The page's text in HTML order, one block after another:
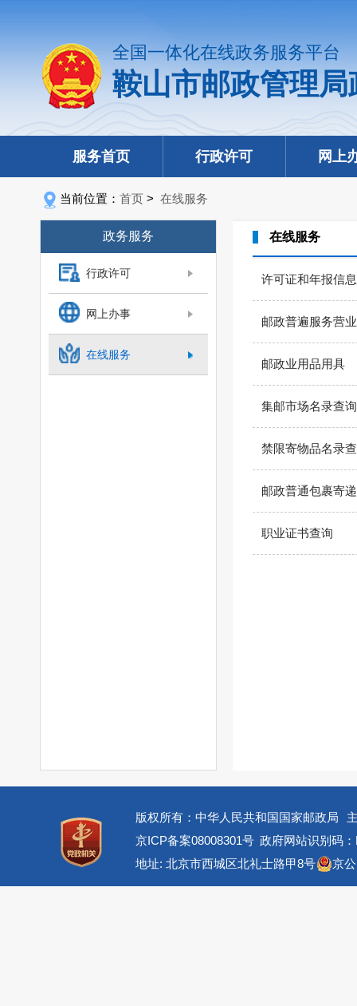
全国一体化在线政务服务平台
鞍山市邮政管理
服务首页 行政许可 网上
当前位置： 首页 > 在线服务
政务服务
行政许可
网上办事
在线服务
在线服务
许可证和年报信
邮政普遍服务营
邮政业用品用具
集邮市场名录查询
禁限寄物品名录
邮政普通包裹寄
职业证书查询
版权所有：中华人民共和国国家邮政局
京ICP备案08008301号 政府网站识别码
地址: 北京市西城区北礼士路甲8号
京